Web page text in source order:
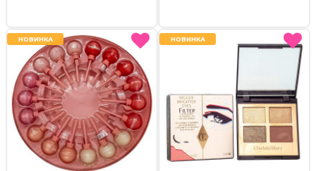
НОВИНКА
НОВИНКА НОВИНКА
НОВИНКА